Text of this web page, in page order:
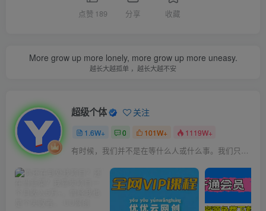
点赞 189 分享 收藏
More grow up more lonely, more grow up more uneasy.
越长大越孤单 ，越长大越不安
超级个体 关注
1.6W+ 0 101W+ 1119W+
有时候，我们并不是在等什么人或什么事。我们只是在静待岁月改变自己